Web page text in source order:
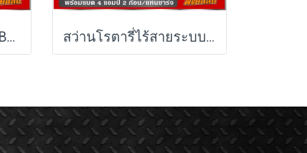
เครื่องวัดระยะเลเซอร์ BOSCH GLM 50-23 G 50 เมตร สว่านโรตารี่ไร้สายระบบ SDS PLUS BOSCH รุ่น GBH 185-LI ครบชุด และ เครื่องเปล่า ( รับประกัน 1 ปี)